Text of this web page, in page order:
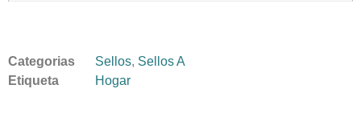
Categorias Sellos, Sellos A
Etiqueta
Hogar